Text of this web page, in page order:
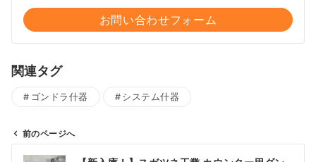
お問い合わせフォーム
関連タグ
ゴンドラ什器 システム什器
前のページへ